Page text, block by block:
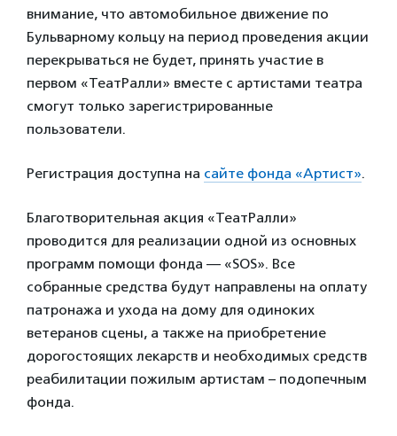
внимание, что автомобильное движение по
Бульварному кольцу на период проведения акции
перекрываться не будет, принять участие в
первом «ТеатРалли» вместе с артистами театра
смогут только зарегистрированные
пользователи.
Регистрация доступна на сайте фонда «Артист».
Благотворительная акция «ТеатРалли»
проводится для реализации одной из основных
программ помощи фонда — «SOS». Все
собранные средства будут направлены на оплату
патронажа и ухода на дому для одиноких
ветеранов сцены, а также на приобретение
дорогостоящих лекарств и необходимых средств
реабилитации пожилым артистам – подопечным
фонда.